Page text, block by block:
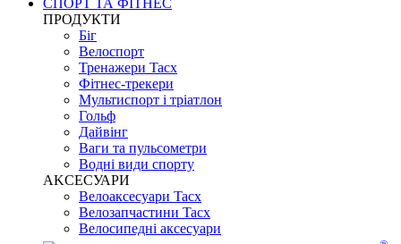
СПОРТ ТА ФІТНЕС
ПРОДУКТИ
Біг
Велоспорт
Тренажери Tacx
Фітнес-трекери
Мультиспорт і тріатлон
Гольф
Дайвінг
Ваги та пульсометри
Водні види спорту
AKCЕСУАРИ
Велоаксесуари Tacx
Велозапчастини Tacx
Велосипедні аксесуари